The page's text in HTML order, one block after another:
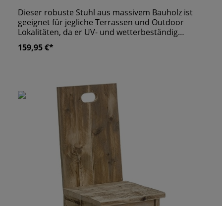
Dieser robuste Stuhl aus massivem Bauholz ist
geeignet für jegliche Terrassen und Outdoor
Lokalitäten, da er UV- und wetterbeständig
behandelt wurde. Das Siegel „Made in Germany“
steht für eine qualitativ hochwertige
die großzügige Sitzfläche passt optional ein
gemütliches Kissen, auf dem sich Ihre Gäste
niederlassen können. Entscheiden Sie sich für
einen Stuhl, der gewürdigt wird. Holz anzufassen
hatte schon immer etwas Besonderes. Es strahlt
Wärme und Behaglichkeit aus. Bei der Bestellung
haben Sie die Wahl zwischen vier Beiztönen,
damit er auch garantiert zu dem Stil Ihres Lokals
passt. Jetzt ist die Zeit, in neue Gastromöbel zu
investieren! Made in Germany Jedes Möbelstück
ist ein Unikat Gefertigt aus massivem Bauholz, für
den Einsatz im In- und Outdoor Bereich UV- und
Wetterbeständig
159,95 €*